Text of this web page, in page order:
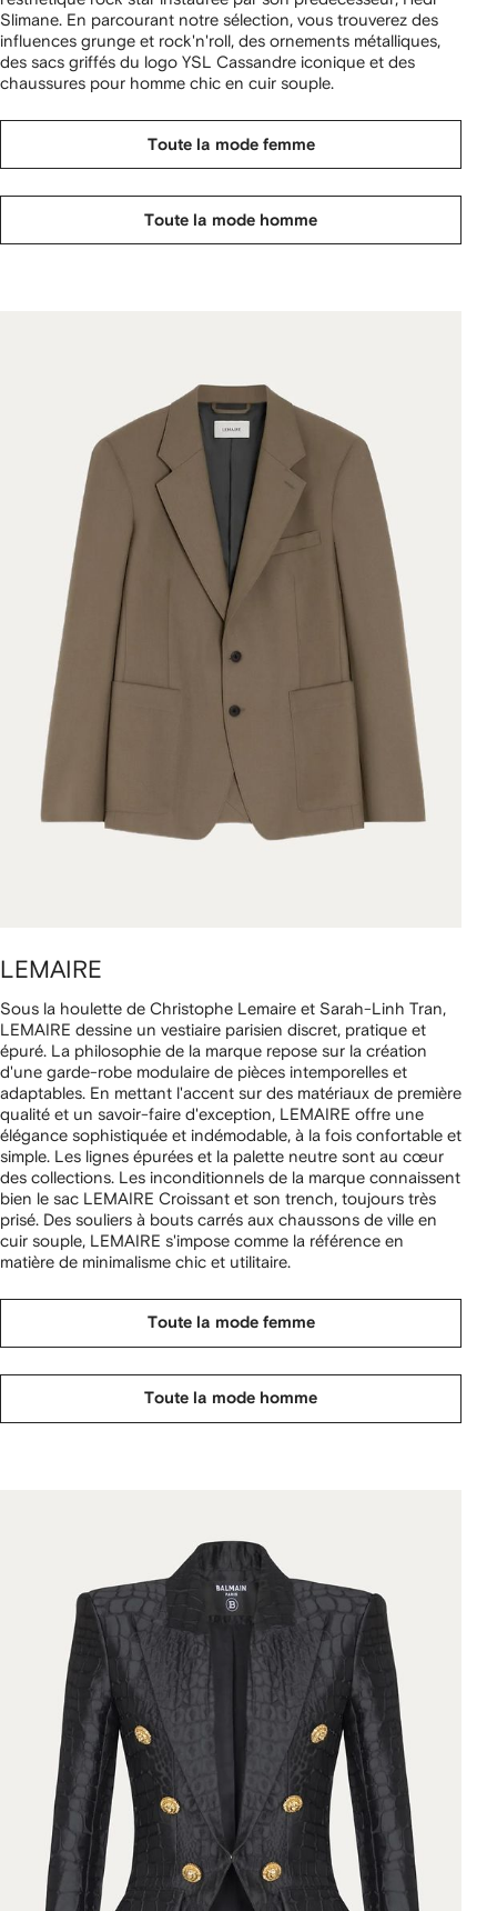
Slimane. En parcourant notre sélection, vous trouverez des
influences grunge et rock'n'roll, des ornements métalliques,
des sacs griffés du logo YSL Cassandre iconique et des
chaussures pour homme chic en cuir souple.
Toute la mode femme
Toute la mode homme
LEMAIRE
Sous la houlette de Christophe Lemaire et Sarah-Linh Tran,
LEMAIRE dessine un vestiaire parisien discret, pratique et
épuré. La philosophie de la marque repose sur la création
d'une garde-robe modulaire de pièces intemporelles et
adaptables. En mettant l'accent sur des matériaux de première
qualité et un savoir-faire d'exception, LEMAIRE offre une
élégance sophistiquée et indémodable, à la fois confortable et
simple. Les lignes épurées et la palette neutre sont au cœur
des collections. Les inconditionnels de la marque connaissent
bien le sac LEMAIRE Croissant et son trench, toujours très
prisé. Des souliers à bouts carrés aux chaussons de ville en
cuir souple, LEMAIRE s'impose comme la référence en
matière de minimalisme chic et utilitaire.
Toute la mode femme
Toute la mode homme